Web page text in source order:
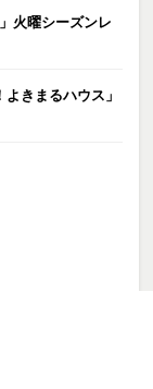
火曜シーズンレ
きまるハウス」